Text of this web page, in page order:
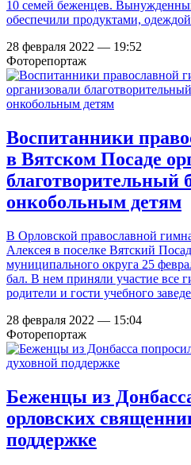
10 семей беженцев.
обеспечили продуктами,
28 февраля 2022 — 19:52
Фоторепортаж
Воспитанники
в Вятском Посаде
благотворительный
онкобольным детям
В Орловской православной
Алексея в поселке Вятский
муниципального округа 25
бал. В нем приняли участие все
родители и гости учебного
28 февраля 2022 — 15:04
Фоторепортаж
Беженцы из
орловских
поддержке